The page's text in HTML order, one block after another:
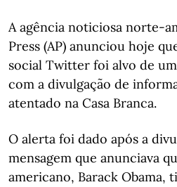
A agência noticiosa norte-
Press (AP) anunciou hoje
social Twitter foi alvo de
com a divulgação de
atentado na Casa Branca.
O alerta foi dado após a
mensagem que anunciava
americano, Barack Obama,